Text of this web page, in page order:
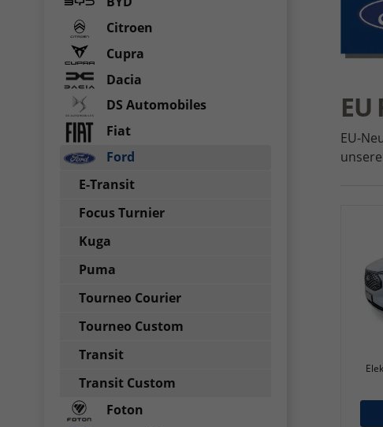
EU-
Citroen
Cupra
Dacia
DS Automobiles
Fiat
Ford
E-Transit
Focus Turnier
Kuga
Puma
Tourneo Courier
Tourneo Custom
Transit
Transit Custom
Foton